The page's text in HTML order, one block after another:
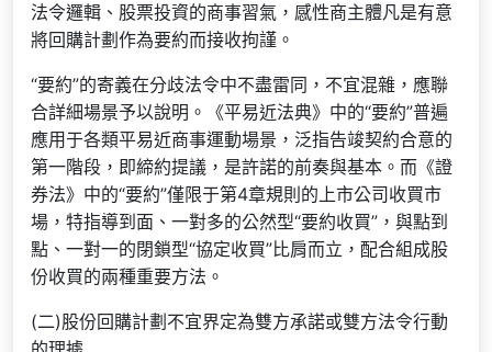
法令邏輯、股票投資的商事習氣，感性商主體凡是有意
將回購計劃作為要約而接收拘謹。
“要約”的寄義在分歧法令中不盡雷同，不宜混雜，應聯
合詳細場景予以說明。《平易近法典》中的“要約”普遍
應用于各類平易近商事運動場景，泛指告竣契約合意的
第一階段，即締約提議，是許諾的前奏與基本。而《證
券法》中的“要約”僅限于第4章規則的上市公司收買市
場，特指導到面、一對多的公然型“要約收買”，與點到
點、一對一的閉鎖型“協定收買”比肩而立，配合組成股
份收買的兩種重要方法。
(二)股份回購計劃不宜界定為雙方承諾或雙方法令行動